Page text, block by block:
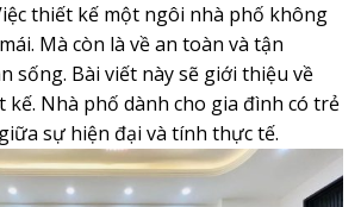
thiết kế một ngôi nhà phố không
Mà còn là về an toàn và tận
sống. Bài viết này sẽ giới thiệu về
Nhà phố dành cho gia đình có trẻ
sự hiện đại và tính thực tế.